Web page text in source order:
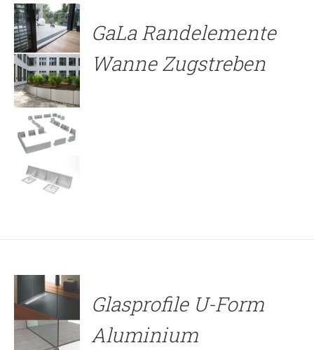
GaLa Randelemente
Wanne Zugstreben
Glasprofile U-Form
Aluminium